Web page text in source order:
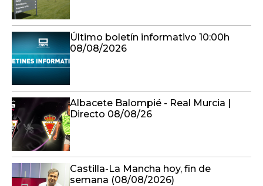
Último boletín informativo 10:00h
08/08/2026
Albacete Balompié - Real Murcia |
Directo 08/08/26
Castilla-La Mancha hoy, fin de
semana (08/08/2026)